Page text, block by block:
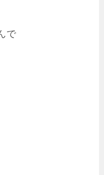
で